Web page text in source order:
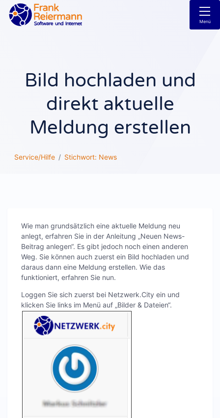
Menü
Bild hochladen und
direkt aktuelle
Meldung erstellen
Service/Hilfe Stichwort: News
Wie man grundsätzlich eine aktuelle Meldung neu
anlegt, erfahren Sie in der Anleitung „Neuen News-
Beitrag anlegen“. Es gibt jedoch noch einen anderen
Weg. Sie können auch zuerst ein Bild hochladen und
daraus dann eine Meldung erstellen. Wie das
funktioniert, erfahren Sie nun.
Loggen Sie sich zuerst bei Netzwerk.City ein und
klicken Sie links im Menü auf „Bilder & Dateien“.